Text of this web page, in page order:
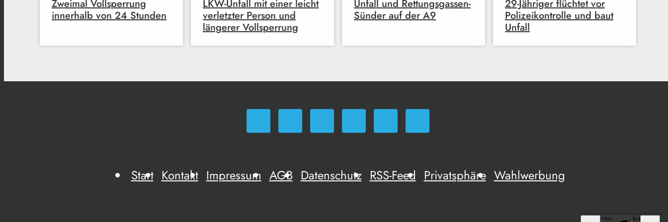
Zweimal Vollsperrung
innerhalb von 24 Stunden
LKW-Unfall mit einer leicht
verletzter Person und
längerer Vollsperrung
Unfall und Rettungsgassen-
Sünder auf der A9
29-Jähriger flüchtet vor
Polizeikontrolle und baut
Unfall
Start Kontakt Impressum AGB Datenschutz RSS-Feed Privatsphäre Wahlwerbung